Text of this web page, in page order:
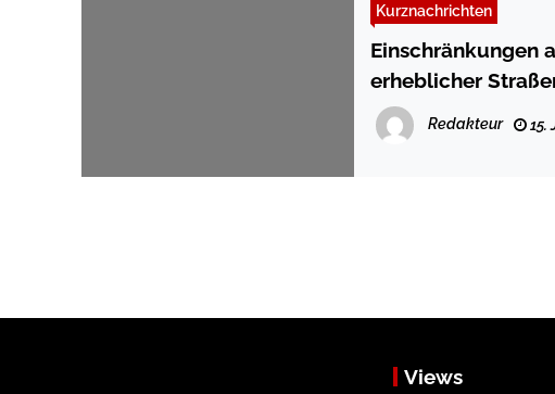
Kurznachrichten
Einschränkungen
erheblicher
Redakteur 15.
Views